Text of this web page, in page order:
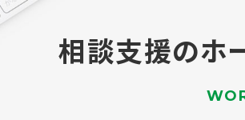
相談支援のホ